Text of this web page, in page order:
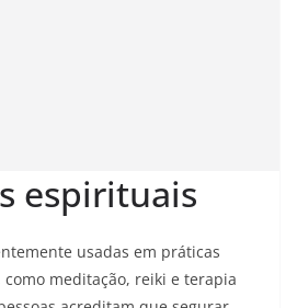
espirituais
usadas em práticas
meditação, reiki e terapia